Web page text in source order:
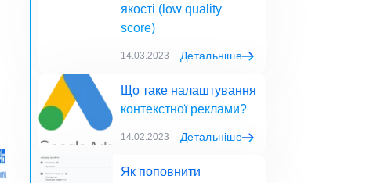
якості (low quality
score)
14.03.2023 Детальніше
Що таке налаштування
контекстної реклами?
14.02.2023 Детальніше
Як поповнити